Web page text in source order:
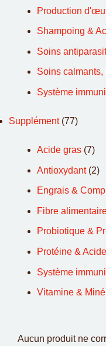
Production
Shampoing &
Soins
Soins calmants,
Système
Supplément (77)
Acide gras (7)
Antioxydant (2)
Engrais &
Fibre
Probiotique &
Protéine &
Système
Vitamine &
Aucun produit ne